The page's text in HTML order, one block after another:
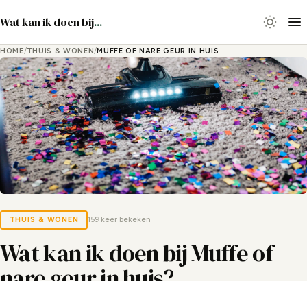
Wat kan ik doen bij...
HOME/THUIS & WONEN/MUFFE OF NARE GEUR IN HUIS
THUIS & WONEN 159 keer bekeken
Wat kan ik doen bij Muffe of